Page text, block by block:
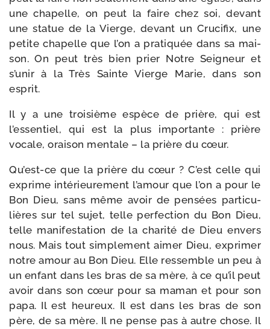
une cha­pelle, on peut la faire chez soi, devant
une sta­tue de la Vierge, devant un Crucifix, une
petite cha­pelle que l’on a pra­ti­quée dans sa mai­
son. On peut très bien prier Notre Seigneur et
s’unir à la Très Sainte Vierge Marie, dans son
esprit.
Il y a une troi­sième espèce de prière, qui est
l’essentiel, qui est la plus impor­tante : prière
vocale, orai­son men­tale – la prière du cœur.
Qu’est-ce que la prière du cœur ? C’est celle qui
exprime inté­rieu­re­ment l’amour que l’on a pour le
Bon Dieu, sans même avoir de pen­sées par­ti­cu­
lières sur tel sujet, telle per­fec­tion du Bon Dieu,
telle mani­fes­ta­tion de la cha­ri­té de Dieu envers
nous. Mais tout sim­ple­ment aimer Dieu, expri­mer
notre amour au Bon Dieu. Elle res­semble un peu à
un enfant dans les bras de sa mère, à ce qu’il peut
avoir dans son cœur pour sa maman et pour son
papa. Il est heu­reux. Il est dans les bras de son
père, de sa mère. Il ne pense pas à autre chose. Il